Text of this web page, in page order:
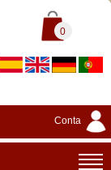
0
Conta